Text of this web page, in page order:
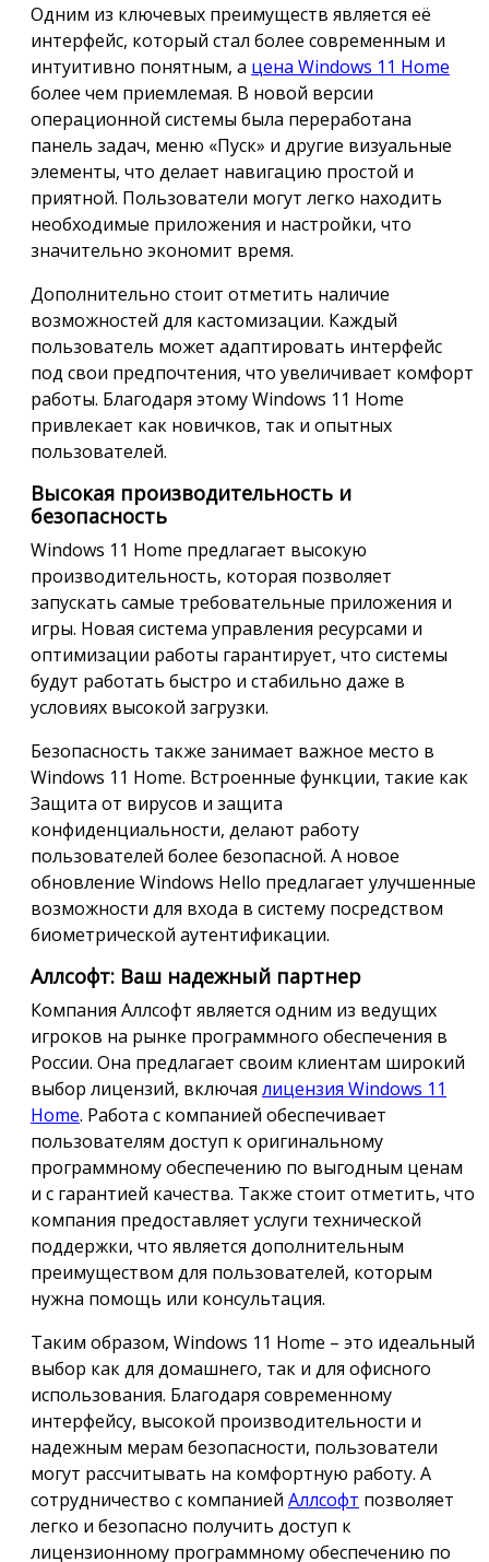
Одним из ключевых преимуществ является её
интерфейс, который стал более современным и
интуитивно понятным, а цена Windows 11 Home
более чем приемлемая. В новой версии
операционной системы была переработана
панель задач, меню «Пуск» и другие визуальные
элементы, что делает навигацию простой и
приятной. Пользователи могут легко находить
необходимые приложения и настройки, что
значительно экономит время.
Дополнительно стоит отметить наличие
возможностей для кастомизации. Каждый
пользователь может адаптировать интерфейс
под свои предпочтения, что увеличивает комфорт
работы. Благодаря этому Windows 11 Home
привлекает как новичков, так и опытных
пользователей.
Высокая производительность и
безопасность
Windows 11 Home предлагает высокую
производительность, которая позволяет
запускать самые требовательные приложения и
игры. Новая система управления ресурсами и
оптимизации работы гарантирует, что системы
будут работать быстро и стабильно даже в
условиях высокой загрузки.
Безопасность также занимает важное место в
Windows 11 Home. Встроенные функции, такие как
Защита от вирусов и защита
конфиденциальности, делают работу
пользователей более безопасной. А новое
обновление Windows Hello предлагает улучшенные
возможности для входа в систему посредством
биометрической аутентификации.
Аллсофт: Ваш надежный партнер
Компания Аллсофт является одним из ведущих
игроков на рынке программного обеспечения в
России. Она предлагает своим клиентам широкий
выбор лицензий, включая лицензия Windows 11
Home. Работа с компанией обеспечивает
пользователям доступ к оригинальному
программному обеспечению по выгодным ценам
и с гарантией качества. Также стоит отметить, что
компания предоставляет услуги технической
поддержки, что является дополнительным
преимуществом для пользователей, которым
нужна помощь или консультация.
Таким образом, Windows 11 Home – это идеальный
выбор как для домашнего, так и для офисного
использования. Благодаря современному
интерфейсу, высокой производительности и
надежным мерам безопасности, пользователи
могут рассчитывать на комфортную работу. А
сотрудничество с компанией Аллсофт позволяет
легко и безопасно получить доступ к
лицензионному программному обеспечению по